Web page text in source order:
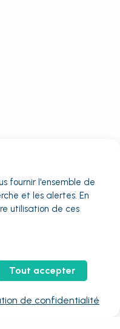
fournir l'ensemble de
et les alertes. En
utilisation de ces
Tout accepter
de confidentialité